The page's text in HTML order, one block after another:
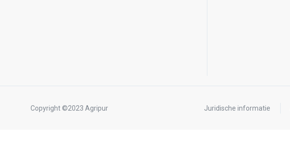
Copyright ©2023 Agripur Juridische informatie